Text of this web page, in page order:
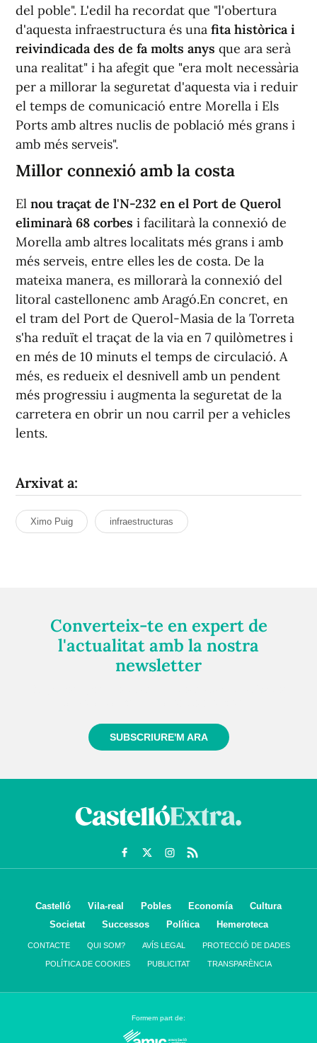
del poble". L'edil ha recordat que "l'obertura
d'aquesta infraestructura és una fita històrica i
reivindicada des de fa molts anys que ara serà
una realitat" i ha afegit que "era molt necessària
per a millorar la seguretat d'aquesta via i reduir
el temps de comunicació entre Morella i Els
Ports amb altres nuclis de població més grans i
amb més serveis".
Millor connexió amb la costa
El nou traçat de l'N-232 en el Port de Querol
eliminarà 68 corbes i facilitarà la connexió de
Morella amb altres localitats més grans i amb
més serveis, entre elles les de costa. De la
mateixa manera, es millorarà la connexió del
litoral castellonenc amb Aragó.En concret, en
el tram del Port de Querol-Masia de la Torreta
s'ha reduït el traçat de la via en 7 quilòmetres i
en més de 10 minuts el temps de circulació. A
més, es redueix el desnivell amb un pendent
més progressiu i augmenta la seguretat de la
carretera en obrir un nou carril per a vehicles
lents.
Arxivat a:
Ximo Puig infraestructuras
Converteix-te en expert de
l'actualitat amb la nostra
newsletter
SUBSCRIURE'M ARA
Castelló Vila-real Pobles Economía
Cultura
Societat
Successos Política Hemeroteca
CONTACTE QUI SOM? AVÍS LEGAL PROTECCIÓ DE DADES
POLÍTICA DE COOKIES PUBLICITAT TRANSPARÈNCIA
Formem part de: